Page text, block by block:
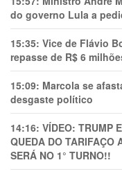
do governo Lula a
15:35: Vice de Flávio
repasse de R$ 6
15:09: Marcola se
desgaste político
14:16: VÍDEO: TRUMP
QUEDA DO
SERÁ NO 1° TURNO!!